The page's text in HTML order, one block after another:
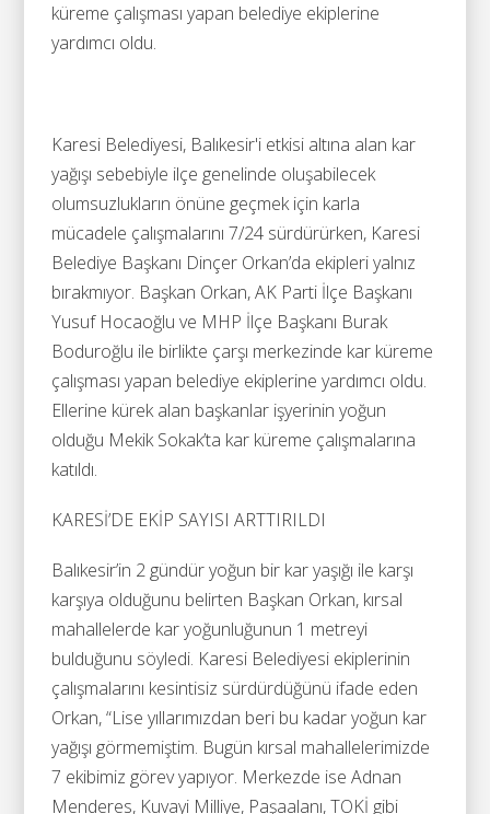
küreme çalışması yapan belediye ekiplerine
yardımcı oldu.
Karesi Belediyesi, Balıkesir'i etkisi altına alan kar
yağışı sebebiyle ilçe genelinde oluşabilecek
olumsuzlukların önüne geçmek için karla
mücadele çalışmalarını 7/24 sürdürürken, Karesi
Belediye Başkanı Dinçer Orkan’da ekipleri yalnız
bırakmıyor. Başkan Orkan, AK Parti İlçe Başkanı
Yusuf Hocaoğlu ve MHP İlçe Başkanı Burak
Boduroğlu ile birlikte çarşı merkezinde kar küreme
çalışması yapan belediye ekiplerine yardımcı oldu.
Ellerine kürek alan başkanlar işyerinin yoğun
olduğu Mekik Sokak’ta kar küreme çalışmalarına
katıldı.
KARESİ’DE EKİP SAYISI ARTTIRILDI
Balıkesir’in 2 gündür yoğun bir kar yaşığı ile karşı
karşıya olduğunu belirten Başkan Orkan, kırsal
mahallelerde kar yoğunluğunun 1 metreyi
bulduğunu söyledi. Karesi Belediyesi ekiplerinin
çalışmalarını kesintisiz sürdürdüğünü ifade eden
Orkan, “Lise yıllarımızdan beri bu kadar yoğun kar
yağışı görmemiştim. Bugün kırsal mahallelerimizde
7 ekibimiz görev yapıyor. Merkezde ise Adnan
Menderes, Kuvayi Milliye, Paşaalanı, TOKİ gibi